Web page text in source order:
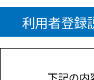
利用者登録